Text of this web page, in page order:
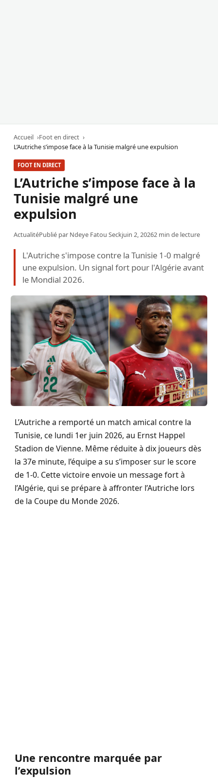
Accueil
Foot en direct
L’Autriche s’impose face à la Tunisie malgré une expulsion
FOOT EN DIRECT
L’Autriche s’impose face à la
Tunisie malgré une
expulsion
ActualitéPublié par Ndeye Fatou Seckjuin 2, 20262 min de lecture
L'Autriche s'impose contre la Tunisie 1-0 malgré
une expulsion. Un signal fort pour l'Algérie avant
le Mondial 2026.
L’Autriche a remporté un match amical contre la
Tunisie, ce lundi 1er juin 2026, au Ernst Happel
Stadion de Vienne. Même réduite à dix joueurs dès
la 37e minute, l’équipe a su s’imposer sur le score
de 1-0. Cette victoire envoie un message fort à
l’Algérie, qui se prépare à affronter l’Autriche lors
de la Coupe du Monde 2026.
Une rencontre marquée par
l’expulsion